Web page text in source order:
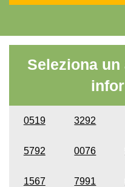
Seleziona
0519 3292
5792 0076
1567 7991